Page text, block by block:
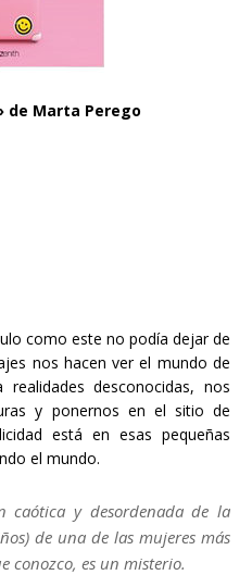
de Marta Perego
como este no podía dejar de
nos hacen ver el mundo de
desconocidas, nos
y ponernos en el sitio de
está en esas pequeñas
el mundo.
caótica y desordenada de la
de una de las mujeres más
conozco, es un misterio.